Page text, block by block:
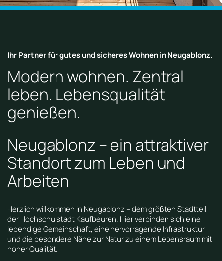
Ihr Partner für gutes und sicheres Wohnen in Neugablonz.
Modern wohnen. Zentral
leben. Lebensqualität
genießen.
Neugablonz – ein attraktiver
Standort zum Leben und
Arbeiten
Herzlich willkommen in Neugablonz – dem größten Stadtteil
der Hochschulstadt Kaufbeuren. Hier verbinden sich eine
lebendige Gemeinschaft, eine hervorragende Infrastruktur
und die besondere Nähe zur Natur zu einem Lebensraum mit
hoher Qualität.